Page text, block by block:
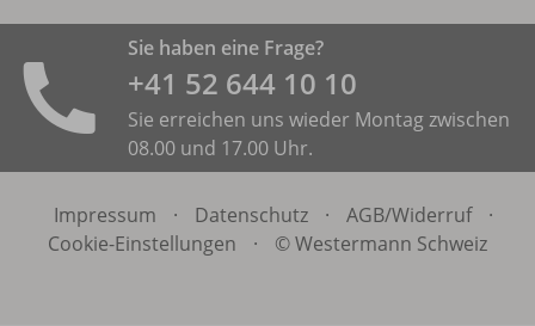
Sie haben eine Frage?
+41 52 644 10 10
Sie erreichen uns wieder Montag zwischen
08.00 und 17.00 Uhr.
Impressum · Datenschutz · AGB/Widerruf
·
Cookie-Einstellungen
· © Westermann Schweiz